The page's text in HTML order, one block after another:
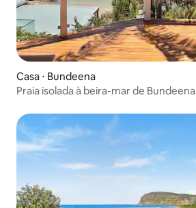
Casa ⋅ Bundeena
Praia isolada à beira-mar de Bundeena